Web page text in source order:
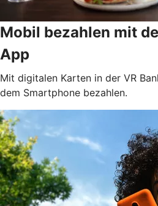
Mobil bezahlen mit
App
Mit digitalen Karten in der VR
dem Smartphone bezahlen.